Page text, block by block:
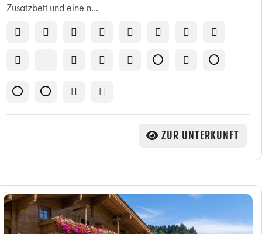
Zusatzbett und eine n...
ZUR UNTERKUNFT